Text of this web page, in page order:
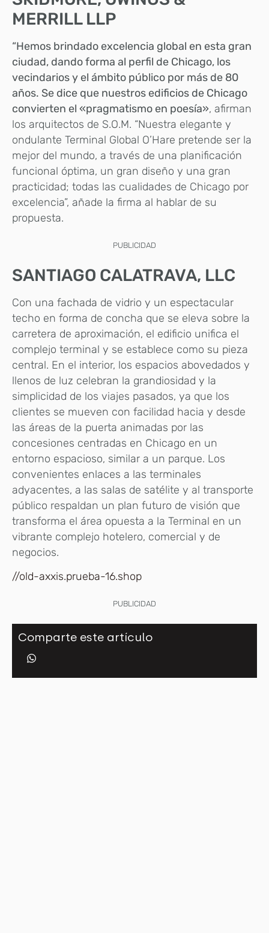
MERRILL LLP
“Hemos brindado excelencia global en esta gran
ciudad, dando forma al perfil de Chicago, los
vecindarios y el ámbito público por más de 80
años. Se dice que nuestros edificios de Chicago
convierten el «pragmatismo en poesía», afirman
los arquitectos de S.O.M. “Nuestra elegante y
ondulante Terminal Global O’Hare pretende ser la
mejor del mundo, a través de una planificación
funcional óptima, un gran diseño y una gran
practicidad; todas las cualidades de Chicago por
excelencia”, añade la firma al hablar de su
propuesta.
PUBLICIDAD
SANTIAGO CALATRAVA, LLC
Con una fachada de vidrio y un espectacular
techo en forma de concha que se eleva sobre la
carretera de aproximación, el edificio unifica el
complejo terminal y se establece como su pieza
central. En el interior, los espacios abovedados y
llenos de luz celebran la grandiosidad y la
simplicidad de los viajes pasados, ya que los
clientes se mueven con facilidad hacia y desde
las áreas de la puerta animadas por las
concesiones centradas en Chicago en un
entorno espacioso, similar a un parque. Los
convenientes enlaces a las terminales
adyacentes, a las salas de satélite y al transporte
público respaldan un plan futuro de visión que
transforma el área opuesta a la Terminal en un
vibrante complejo hotelero, comercial y de
negocios.
//old-axxis.prueba-16.shop
PUBLICIDAD
Comparte este artículo